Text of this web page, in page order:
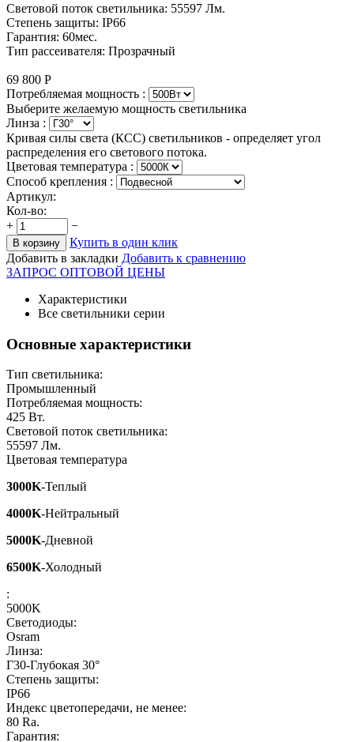
Световой поток светильника: 55597 Лм.
Степень защиты: IP66
Гарантия: 60мес.
Тип рассеивателя: Прозрачный
69 800 Р
Потребляемая мощность :
Выберите желаемую мощность светильника
Линза :
Кривая силы света (КСС) светильников - определяет угол
распределения его светового потока.
Цветовая температура :
Способ крепления :
Артикул:
Кол-во:
+
−
В корзину
Купить в один клик
Добавить в закладки Добавить к сравнению
ЗАПРОС ОПТОВОЙ ЦЕНЫ
Характеристики
Все светильники серии
Основные характеристики
Тип светильника:
Промышленный
Потребляемая мощность:
425 Вт.
Световой поток светильника:
55597 Лм.
Цветовая температура
3000K-Теплый
4000K-Нейтральный
5000K-Дневной
6500K-Холодный
:
5000K
Светодиоды:
Osram
Линза:
Г30-Глубокая 30°
Степень защиты:
IP66
Индекс цветопередачи, не менее:
80 Ra.
Гарантия: